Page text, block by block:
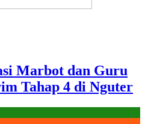
Marbot dan Guru
Tahap 4 di Nguter